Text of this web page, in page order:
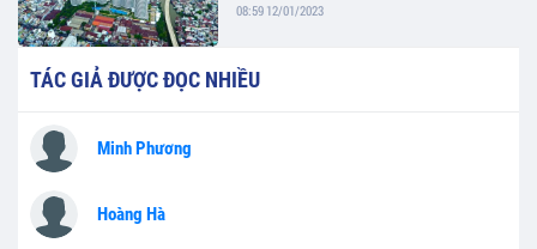
08:59 12/01/2023
TÁC GIẢ ĐƯỢC ĐỌC NHIỀU
Minh Phương
Hoàng Hà